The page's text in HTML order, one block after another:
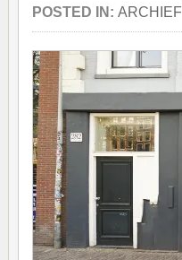
POSTED IN: ARCHIEF